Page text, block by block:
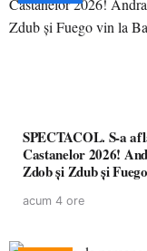
SPECTACOL. S-a
Castanelor 2026!
Zdob și Zdub și
acum 4 ore